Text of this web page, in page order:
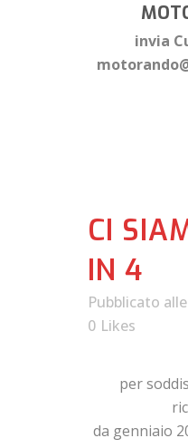
invia
CI
IN 4
Pubblicato
0 Likes
per
da genniaio